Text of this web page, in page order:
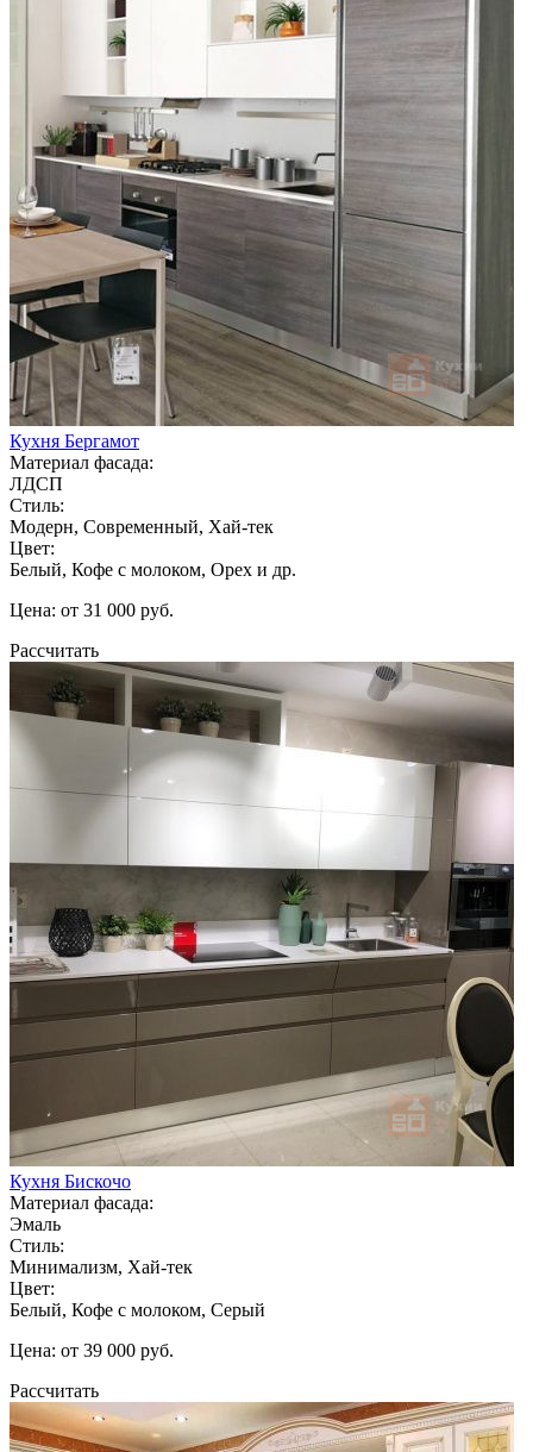
Кухня Бергамот
Материал фасада:
ЛДСП
Стиль:
Модерн, Современный, Хай-тек
Цвет:
Белый, Кофе с молоком, Орех и др.
Цена: от 31 000 руб.
Рассчитать
Кухня Бискочо
Материал фасада:
Эмаль
Стиль:
Минимализм, Хай-тек
Цвет:
Белый, Кофе с молоком, Серый
Цена: от 39 000 руб.
Рассчитать